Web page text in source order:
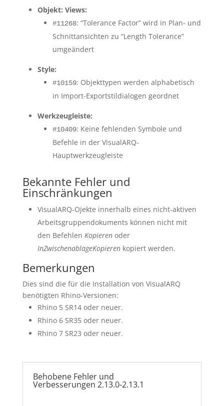
Objekt: Views:
#11268: “Tolerance Factor” wird in Plan- und
Schnittansichten zu “Length Tolerance”
umgeändert
Style:
#10159: Objekttypen werden alphabetisch
in Import-Exportstildialogen geordnet
Werkzeugleiste:
#10409: Keine fehlenden Symbole und
Befehle in der VisualARQ-
Hauptwerkzeugleiste
Bekannte Fehler und
Einschränkungen
VisualARQ-Ojekte innerhalb eines nicht-aktiven
Arbeitsgruppendokuments können nicht mit
den Befehlen Kopierenoder
InZwischenablageKopierenkopiert werden.
Bemerkungen
Dies sind die für die Installation von VisualARQ
benötigten Rhino-Versionen:
Rhino 5 SR14 oder neuer.
Rhino 6 SR35 oder neuer.
Rhino 7 SR23 oder neuer.
Behobene Fehler und
Verbesserungen 2.13.0-2.13.1